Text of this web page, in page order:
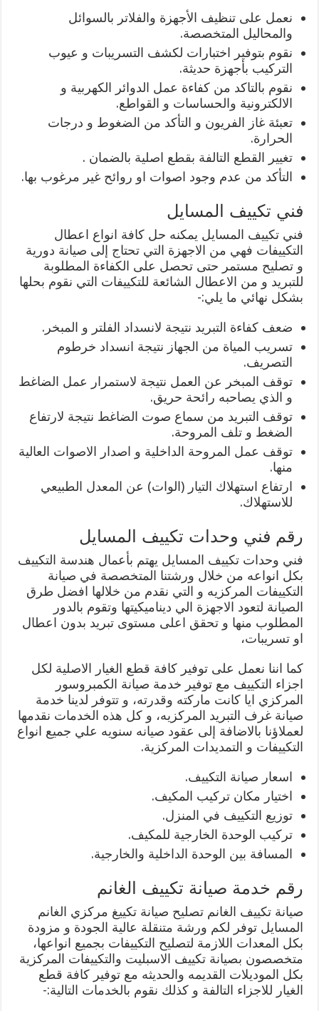
نعمل على تنظيف الأجهزة والفلاتر بالسوائل
والمحاليل المتخصصة.
نقوم بتوفير اختبارات لكشف التسريبات و عيوب
التركيب بأجهزة حديثة.
نقوم بالتاكد من كفاءة عمل الدوائر الكهربية و
الالكترونية والحساسات و القواطع.
تعبئة غاز الفريون و التأكد من الضغوط و درجات
الحرارة.
تغيير القطع التالفة بقطع اصلية بالضمان .
التأكد من عدم وجود اصوات او روائح غير مرغوب بها.
فني تكييف المسايل
فني تكييف المسايل يمكنه حل كافة انواع اعطال
التكييفات فهي من الاجهزة التي تحتاج إلى صيانة دورية
و تصليح مستمر حتى تحصل على الكفاءة المطلوبة
للتبريد و من الاعطال الشائعة للتكييفات التي نقوم بحلها
بشكل نهائي ما يلي:-
ضعف كفاءة التبريد نتيجة لانسداد الفلتر و المبخر.
تسريب المياة من الجهاز نتيجة انسداد خرطوم
التصريف.
توقف المبخر عن العمل نتيجة لاستمرار عمل الضاغط
و الذي يصاحبه رائحة حريق.
توقف التبريد من سماع صوت الضاغط نتيجة لارتفاع
الضغط و تلف المروحة.
توقف عمل المروحة الداخلية و اصدار الاصوات العالية
منها.
ارتفاع استهلاك التيار (الوات) عن المعدل الطبيعي
للاستهلاك.
رقم فني وحدات تكييف المسايل
فني وحدات تكييف المسايل يهتم بأعمال هندسة التكييف
بكل انواعه من خلال ورشتنا المتخصصة في صيانة
التكييفات المركزيه و التي نقدم من خلالها افضل طرق
الصيانة لتعود الاجهزة الي ديناميكيتها وتقوم بالدور
المطلوب منها و تحقق اعلى مستوى تبريد بدون اعطال
او تسريبات،
كما اننا نعمل على توفير كافة قطع الغيار الاصلية لكل
اجزاء التكييف مع توفير خدمة صيانة الكمبروسور
المركزي ايا كانت ماركته وقدرته، و تتوفر لدينا خدمة
صيانة غرف التبريد المركزيه، و كل هذه الخدمات نقدمها
لعملاؤنا بالاضافة إلى عقود صيانه سنويه علي جميع انواع
التكييفات و التمديدات المركزية.
اسعار صيانة التكييف.
اختيار مكان تركيب المكيف.
توزيع التكييف في المنزل.
تركيب الوحدة الخارجية للمكيف.
المسافة بين الوحدة الداخلية والخارجية.
رقم خدمة صيانة تكييف الغانم
صيانة تكييف الغانم تصليح صيانة تكييغ مركزي الغانم
المسايل توفر لكم ورشة متنقلة عالية الجودة و مزودة
بكل المعدات اللازمة لتصليح التكييفات بجميع انواعها،
متخصصون بصيانة تكييف الاسبليت والتكييفات المركزية
بكل الموديلات القديمه والحديثه مع توفير كافة قطع
الغيار للاجزاء التالفة و كذلك نقوم بالخدمات التالية:-